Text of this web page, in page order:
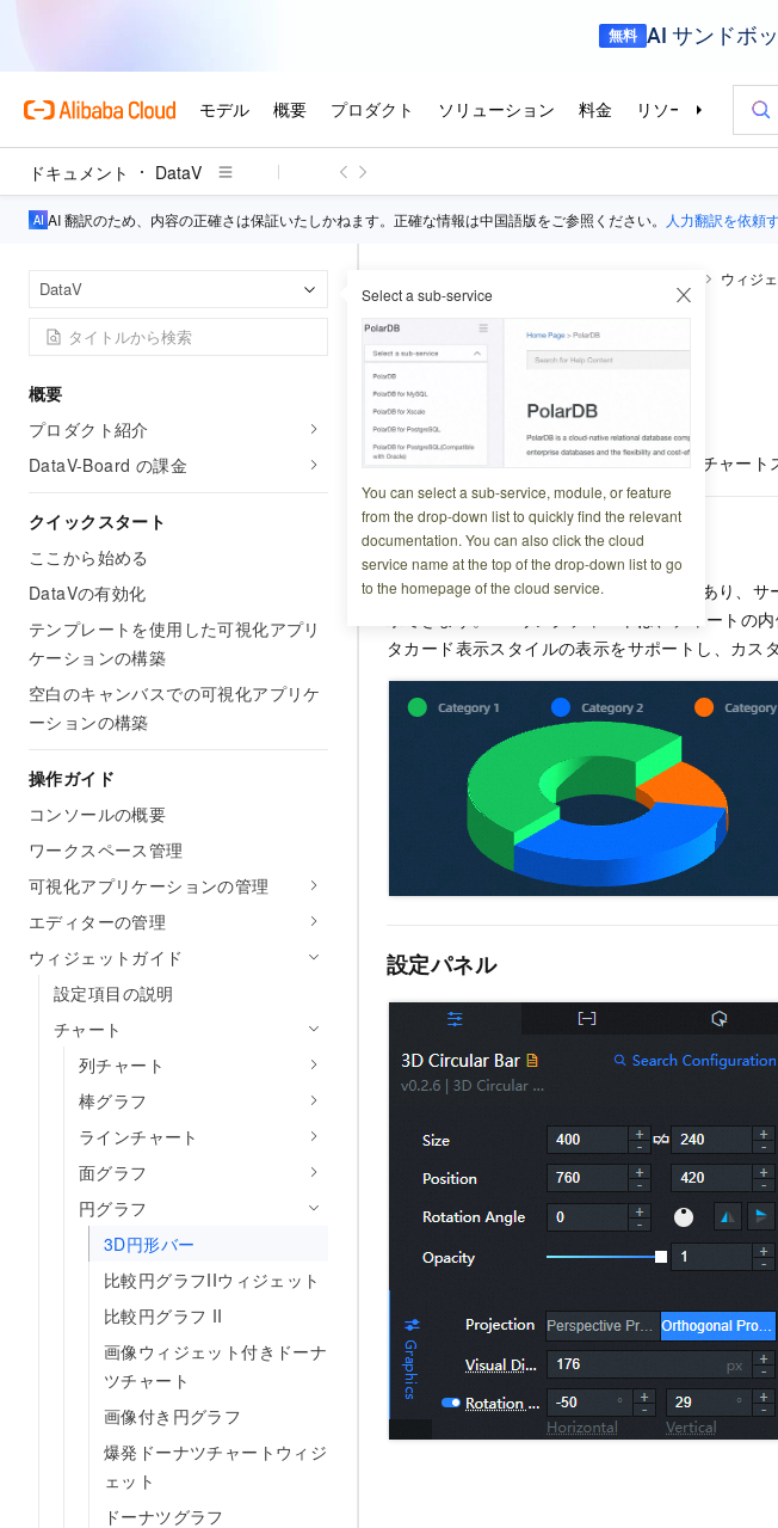
ドキュメント DataV
AI 翻訳のため、内容の正確さは保証いたしかねます。正確な情報は中国語版をご参照ください。 人力翻訳を依頼
DataV Select a sub-service
You can select a sub-service, module, or feature
from the drop-down list to quickly find the relevant
documentation. You can also click the cloud
service name at the top of the drop-down list to go
to the homepage of the cloud service.
概要
プロダクト紹介
DataV-Board の課金
クイックスタート
ここから始める
DataVの有効化
テンプレートを使用した可視化アプリ
ケーションの構築
空白のキャンバスでの可視化アプリケ
ーションの構築
操作ガイド
コンソールの概要
ワークスペース管理
可視化アプリケーションの管理
エディターの管理
ウィジェットガイド
設定項目の説明
チャート
列チャート
棒グラフ
ラインチャート
面グラフ
円グラフ
3D円形バー
比較円グラフIIウィジェット
比較円グラフ II
画像ウィジェット付きドーナ
ツチャート
画像付き円グラフ
爆発ドーナツチャートウィジ
ェット
ドーナツグラフ
ウィジ
3D円形バー
更新日時 2024-07-15 06:37:47
このトピックでは、3Dリングチャートのチャート
チャートスタイル
3Dサークルチャートは円グラフの一種であり、
示できます。 3Dリングチャートは、チャートの
タカード表示スタイルの表示をサポートし、カス
設定パネル